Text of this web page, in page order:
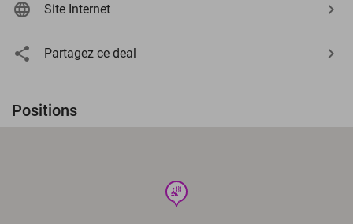
Site Internet
Partagez ce deal
Positions
wellness